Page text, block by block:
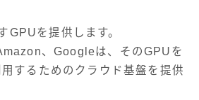
GPUを提供します。
、Googleは、そのGPUを
するためのクラウド基盤を提供